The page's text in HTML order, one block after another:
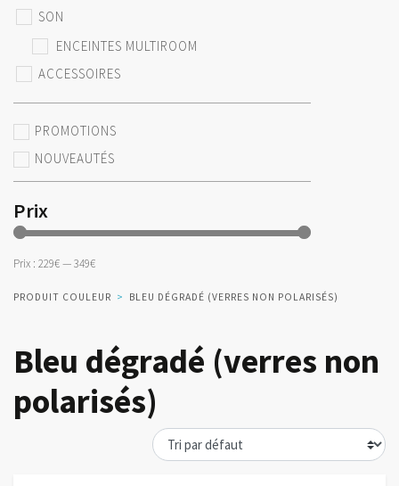
SON
ENCEINTES MULTIROOM
ACCESSOIRES
PROMOTIONS
NOUVEAUTÉS
Prix
Prix : 229€—349€
PRODUIT COULEUR > BLEU DÉGRADÉ (VERRES NON POLARISÉS)
Bleu dégradé (verres non
polarisés)